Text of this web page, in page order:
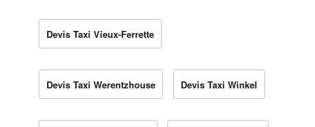
Devis Taxi Vieux-Ferrette
Devis Taxi Werentzhouse Devis Taxi Winkel